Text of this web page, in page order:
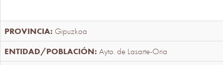
Gipuzkoa
Ayto. de Lasarte-Oria